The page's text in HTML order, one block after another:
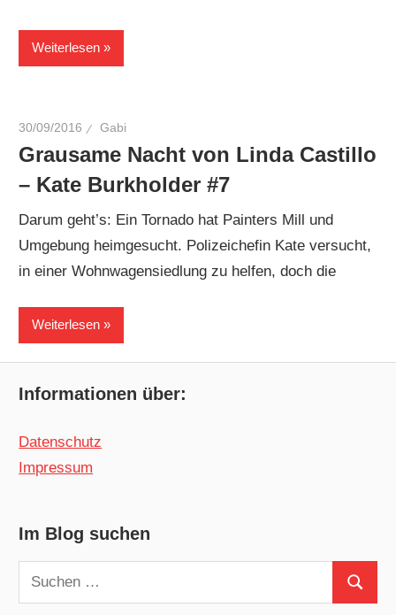
Weiterlesen
30/09/2016 Gabi
Grausame Nacht von Linda Castillo
– Kate Burkholder #7
Darum geht’s: Ein Tornado hat Painters Mill und
Umgebung heimgesucht. Polizeichefin Kate versucht,
in einer Wohnwagensiedlung zu helfen, doch die
Weiterlesen
Informationen über:
Datenschutz
Impressum
Im Blog suchen
Suchen
nach:
Suchen